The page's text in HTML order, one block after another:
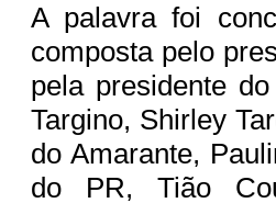
A palavra foi
composta pelo
pela presidente
Targino, Shirley
do Amarante,
do PR, Tião